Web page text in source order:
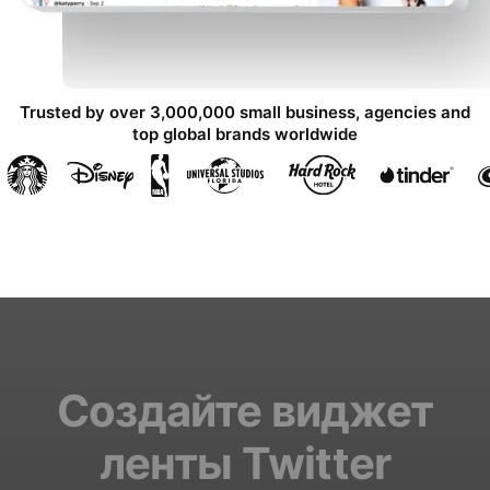
Trusted by over 3,000,000 small business, agencies and
top global brands worldwide
Создайте виджет
ленты Twitter